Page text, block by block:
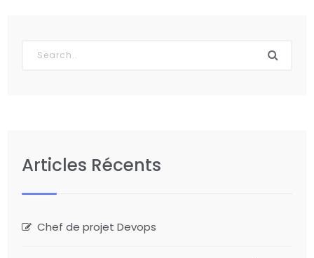
Articles Récents
Chef de projet Devops